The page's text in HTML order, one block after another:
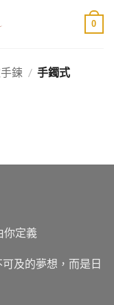
0
鍊 / 手鐲式
你定義
及的夢想，而是日